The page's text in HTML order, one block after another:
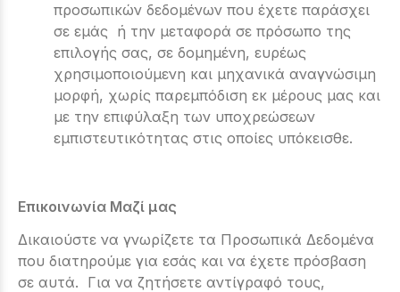
προσωπικών δεδομένων που έχετε παράσχει
σε εμάς ή την μεταφορά σε πρόσωπο της
επιλογής σας, σε δομημένη, ευρέως
χρησιμοποιούμενη και μηχανικά αναγνώσιμη
μορφή, χωρίς παρεμπόδιση εκ μέρους μας και
με την επιφύλαξη των υποχρεώσεων
εμπιστευτικότητας στις οποίες υπόκεισθε.
Επικοινωνία Μαζί μας
Δικαιούστε να γνωρίζετε τα Προσωπικά Δεδομένα
που διατηρούμε για εσάς και να έχετε πρόσβαση
σε αυτά. Για να ζητήσετε αντίγραφό τους,